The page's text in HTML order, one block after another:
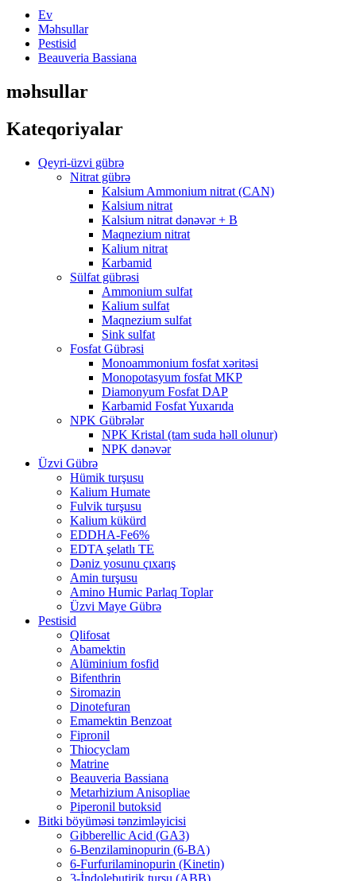
Ev
Məhsullar
Pestisid
Beauveria Bassiana
məhsullar
Kateqoriyalar
Qeyri-üzvi gübrə
Nitrat gübrə
Kalsium Ammonium nitrat (CAN)
Kalsium nitrat
Kalsium nitrat dənəvər + B
Maqnezium nitrat
Kalium nitrat
Karbamid
Sülfat gübrəsi
Ammonium sulfat
Kalium sulfat
Maqnezium sulfat
Sink sulfat
Fosfat Gübrəsi
Monoammonium fosfat xəritəsi
Monopotasyum fosfat MKP
Diamonyum Fosfat DAP
Karbamid Fosfat Yuxarıda
NPK Gübrələr
NPK Kristal (tam suda həll olunur)
NPK dənəvər
Üzvi Gübrə
Hümik turşusu
Kalium Humate
Fulvik turşusu
Kalium kükürd
EDDHA-Fe6%
EDTA şelatlı TE
Dəniz yosunu çıxarış
Amin turşusu
Amino Humic Parlaq Toplar
Üzvi Maye Gübrə
Pestisid
Qlifosat
Abamektin
Alüminium fosfid
Bifenthrin
Siromazin
Dinotefuran
Emamektin Benzoat
Fipronil
Thiocyclam
Matrine
Beauveria Bassiana
Metarhizium Anisopliae
Piperonil butoksid
Bitki böyüməsi tənzimləyicisi
Gibberellic Acid (GA3)
6-Benzilaminopurin (6-BA)
6-Furfurilaminopurin (Kinetin)
3-İndolebutirik turşu (ABB)